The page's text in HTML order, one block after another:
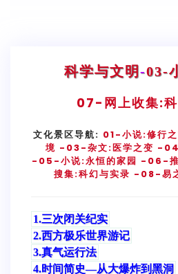
科学与文明 -03-
07- 网上收集:
文化景区导航: 01-小说:修行
境 -03-杂文:医学之变 -
-05-小说:永恒的家园 -06-推
搜集:科幻与实录 -08-易
1.三次闭关纪实
2.西方极乐世界游记
3.真气运行法
4.时间简史—从大爆炸到黑洞